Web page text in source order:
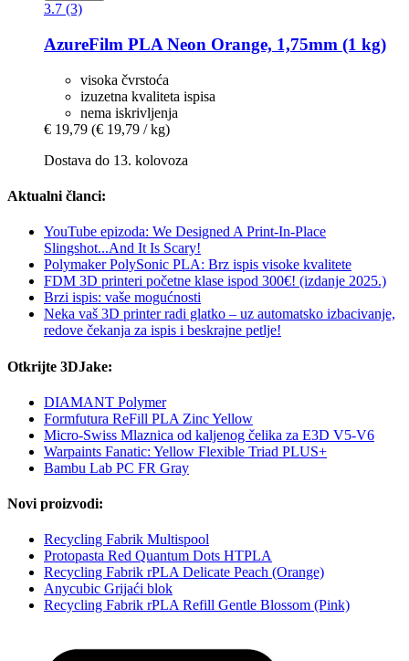
3.7 (3)
AzureFilm PLA Neon Orange, 1,75mm (1 kg)
visoka čvrstoća
izuzetna kvaliteta ispisa
nema iskrivljenja
€ 19,79 (€ 19,79 / kg)
Dostava do 13. kolovoza
Aktualni članci:
YouTube epizoda: We Designed A Print-In-Place
Slingshot...And It Is Scary!
Polymaker PolySonic PLA: Brz ispis visoke kvalitete
FDM 3D printeri početne klase ispod 300€! (izdanje 2025.)
Brzi ispis: vaše mogućnosti
Neka vaš 3D printer radi glatko – uz automatsko izbacivanje,
redove čekanja za ispis i beskrajne petlje!
Otkrijte 3DJake:
DIAMANT Polymer
Formfutura ReFill PLA Zinc Yellow
Micro-Swiss Mlaznica od kaljenog čelika za E3D V5-V6
Warpaints Fanatic: Yellow Flexible Triad PLUS+
Bambu Lab PC FR Gray
Novi proizvodi:
Recycling Fabrik Multispool
Protopasta Red Quantum Dots HTPLA
Recycling Fabrik rPLA Delicate Peach (Orange)
Anycubic Grijaći blok
Recycling Fabrik rPLA Refill Gentle Blossom (Pink)